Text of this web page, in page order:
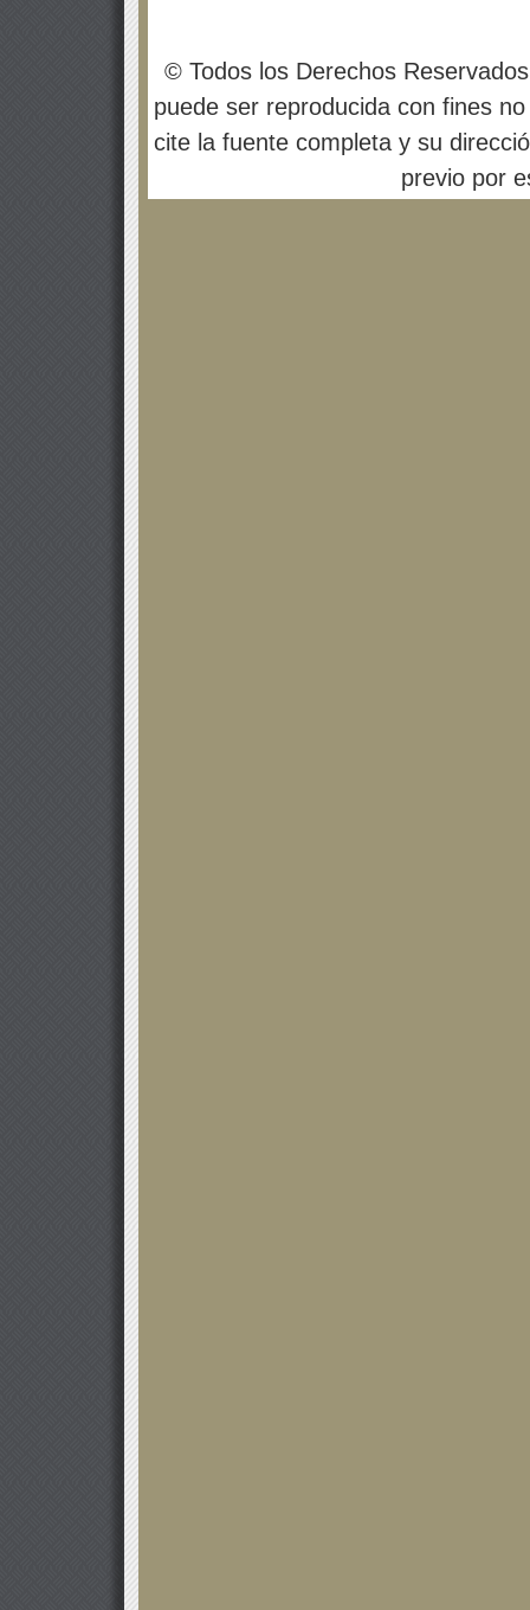
© Todos los Derechos
puede ser reproducida con fines
cite la fuente completa y su
previo por